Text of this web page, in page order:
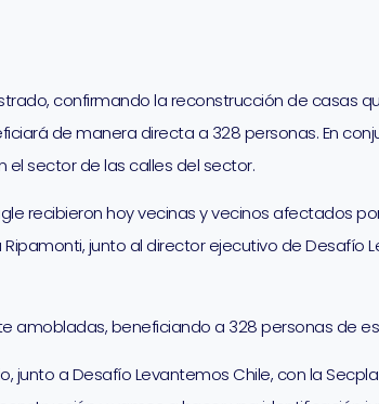
confirmando la reconstrucción de casas
de manera directa a 328 personas. En
sector de las calles del sector.
recibieron hoy vecinas y vecinos afectados
junto al director ejecutivo de Desafío
amobladas, beneficiando a 328 personas de
a Desafío Levantemos Chile, con la